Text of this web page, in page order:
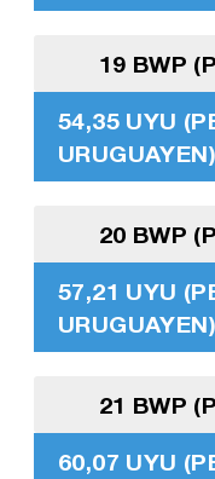
19 BWP
54,35 UYU
URUGUAYEN)
20 BWP
57,21 UYU
URUGUAYEN)
21 BWP
60,07 UYU